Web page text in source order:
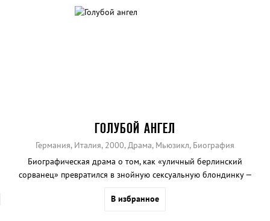
ГОЛУБОЙ АНГЕЛ
Германия, Италия, 2000, Драма, Мьюзикл, Биография
Биографическая драма о том, как «уличный берлинский
сорванец» превратился в знойную сексуальную блондинку —
В избранное